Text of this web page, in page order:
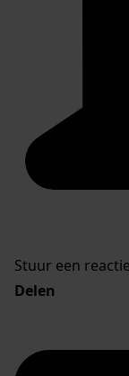
Stuur een
Delen